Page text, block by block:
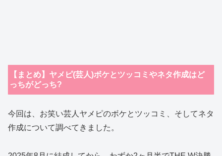
【まとめ】ヤメピ(芸人)ボケとツッコミやネタ作成はど
っちがどっち?
今回は、お笑い芸人ヤメピのボケとツッコミ、そしてネタ
作成について調べてきました。